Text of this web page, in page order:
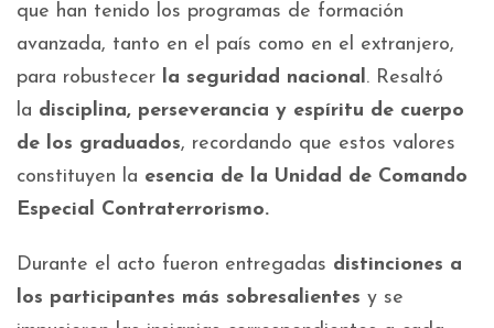
que han tenido los programas de formación
avanzada, tanto en el país como en el extranjero,
para robustecer la seguridad nacional. Resaltó
la disciplina, perseverancia y espíritu de cuerpo
de los graduados, recordando que estos valores
constituyen la esencia de la Unidad de Comando
Especial Contraterrorismo.
Durante el acto fueron entregadas distinciones a
los participantes más sobresalientes y se